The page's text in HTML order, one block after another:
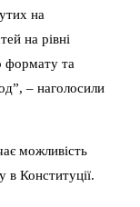
на
на рівні
формату та
– наголосили
можливість
в Конституції.